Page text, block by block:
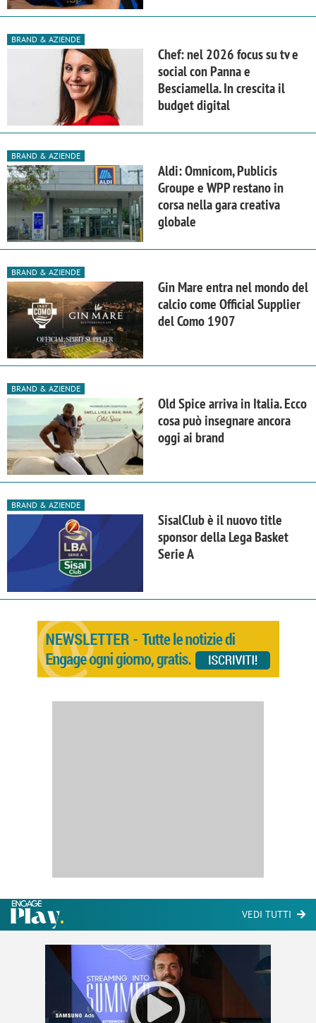
BRAND & AZIENDE
Chef: nel 2026 focus su tv e
social con Panna e
Besciamella. In crescita il
budget digital
BRAND & AZIENDE
Aldi: Omnicom, Publicis
Groupe e WPP restano in
corsa nella gara creativa
globale
BRAND & AZIENDE
Gin Mare entra nel mondo del
calcio come Official Supplier
del Como 1907
BRAND & AZIENDE
Old Spice arriva in Italia. Ecco
cosa può insegnare ancora
oggi ai brand
BRAND & AZIENDE
SisalClub è il nuovo title
sponsor della Lega Basket
Serie A
VEDI TUTTI